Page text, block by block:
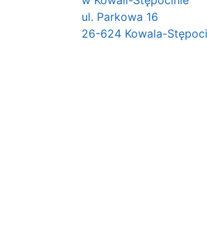
ul. Parkowa 16
26-624 Kowala-